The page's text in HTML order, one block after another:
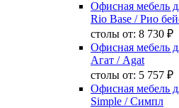
Офисная мебель
Rio Base / Рио
столы от: 8 730 ₽
Офисная мебель
Агат / Agat
столы от: 5 757 ₽
Офисная мебель
Simple / Симпл